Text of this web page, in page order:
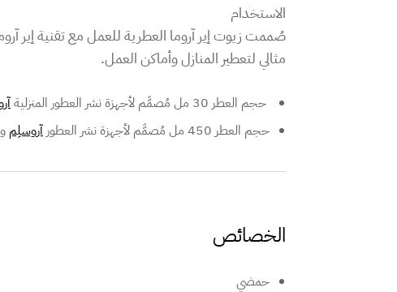
الاستخدام
صُممت زيوت إير آروما العطرية للعمل مع تقنية إير
مثالي لتعطير المنازل وأماكن العمل.
حجم العطر 30 مل مُصمَّم لأجهزة نشر العطور المنزلية
حجم العطر 450 مل مُصمَّم لأجهزة نشر العطور
آروسلِم
الخصائص
حمضي